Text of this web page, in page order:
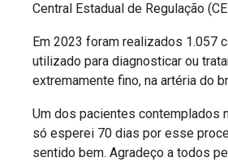
Central Estadual de Regulação
Em 2023 foram realizados 1.057
utilizado para diagnosticar ou
extremamente fino, na artéria do
Um dos pacientes contemplados
só esperei 70 dias por esse
sentido bem. Agradeço a todos